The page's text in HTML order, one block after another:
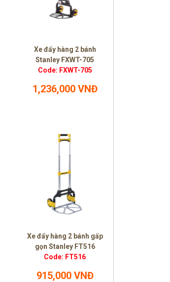
Xe đẩy hàng 2 bánh
Stanley FXWT-705
Code: FXWT-705
1,236,000 VNĐ
Xe đẩy hàng 2 bánh gấp
gọn Stanley FT516
Code: FT516
915,000 VNĐ